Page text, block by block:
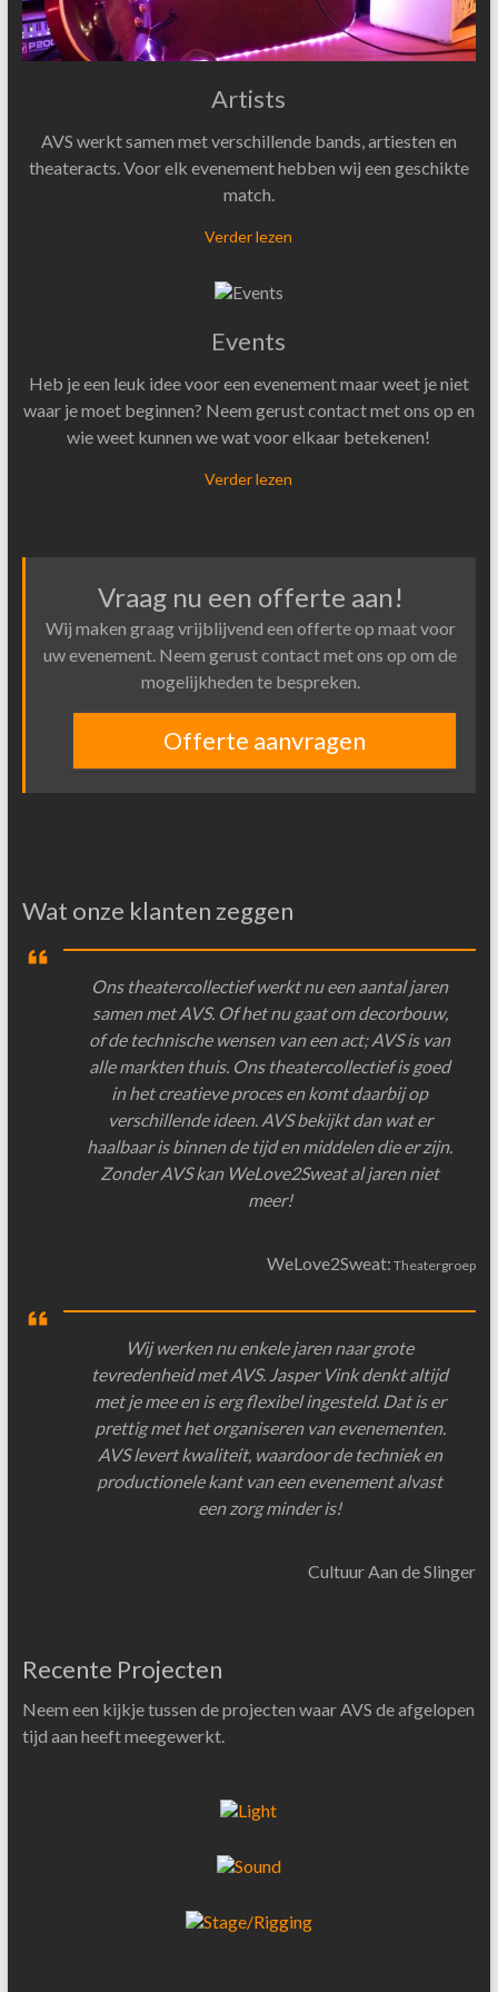
Artists
AVS werkt samen met verschillende bands, artiesten en
theateracts. Voor elk evenement hebben wij een geschikte
match.
Verder lezen
Events
Heb je een leuk idee voor een evenement maar weet je niet
waar je moet beginnen? Neem gerust contact met ons op en
wie weet kunnen we wat voor elkaar betekenen!
Verder lezen
Vraag nu een offerte aan!
Wij maken graag vrijblijvend een offerte op maat voor
uw evenement. Neem gerust contact met ons op om de
mogelijkheden te bespreken.
Offerte aanvragen
Wat onze klanten zeggen
Ons theatercollectief werkt nu een aantal jaren
samen met AVS. Of het nu gaat om decorbouw,
of de technische wensen van een act; AVS is van
alle markten thuis. Ons theatercollectief is goed
in het creatieve proces en komt daarbij op
verschillende ideen. AVS bekijkt dan wat er
haalbaar is binnen de tijd en middelen die er zijn.
Zonder AVS kan WeLove2Sweat al jaren niet
meer!
WeLove2Sweat: Theatergroep
Wij werken nu enkele jaren naar grote
tevredenheid met AVS. Jasper Vink denkt altijd
met je mee en is erg flexibel ingesteld. Dat is er
prettig met het organiseren van evenementen.
AVS levert kwaliteit, waardoor de techniek en
productionele kant van een evenement alvast
een zorg minder is!
Cultuur Aan de Slinger
Recente Projecten
Neem een kijkje tussen de projecten waar AVS de afgelopen
tijd aan heeft meegewerkt.